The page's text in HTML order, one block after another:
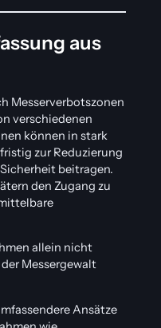
aus
Messerverbotszonen
verschiedenen
können in stark
zur Reduzierung
beitragen.
den Zugang zu
allein nicht
Messergewalt
Ansätze